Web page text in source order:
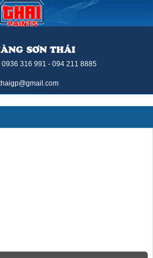
SƠN THÁI
316 991 - 094 211 8885